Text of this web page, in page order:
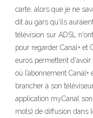
carte, alors que je ne
dit au gars qu'ils
télévision sur ADSL
pour regarder Canal+ et
euros permettent
où l’abonnement
brancher à son
application myCanal
mots) de diffusion dans